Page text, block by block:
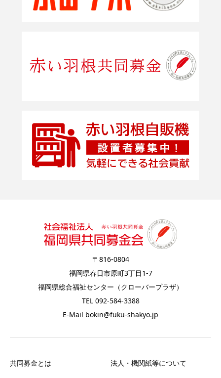
〒816-0804
福岡県春日市原町3丁目1-7
福岡県総合福祉センター（クローバープラザ）
TEL 092-584-3388
E-Mail bokin@fuku-shakyo.jp
共同募金とは 法人・機関紙等について